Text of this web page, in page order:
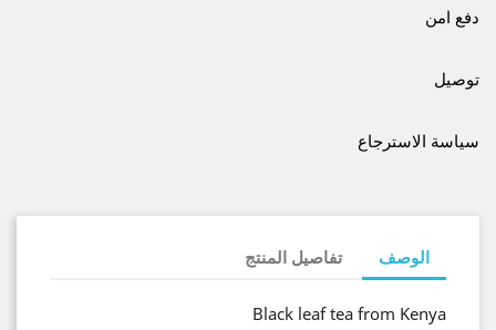
دفع امن
توصيل
سياسة الاسترجاع
الوصف تفاصيل المنتج
Black leaf tea from Kenya